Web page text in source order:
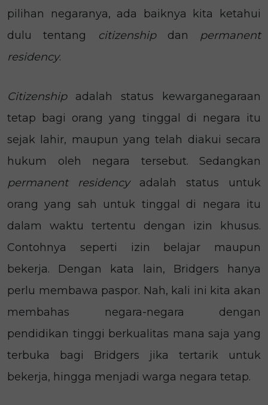
pilihan negaranya, ada baiknya kita ketahui
dulu tentang
citizenship dan permanent
residency.
Citizenshipadalah status kewarganegaraan
tetap bagi orang yang tinggal di negara itu
sejak lahir, maupun yang telah diakui secara
hukum oleh negara tersebut. Sedangkan
permanent residencyadalah status untuk
orang yang sah untuk tinggal di negara itu
dalam waktu tertentu dengan izin khusus.
Contohnya seperti izin belajar maupun
bekerja. Dengan kata lain, Bridgers hanya
perlu membawa paspor. Nah, kali ini kita akan
membahas negara-negara dengan
pendidikan tinggi berkualitas mana saja yang
terbuka bagi Bridgers jika tertarik untuk
bekerja, hingga menjadi warga negara tetap.